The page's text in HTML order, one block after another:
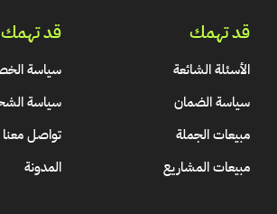
قد تهمك
الأسئلة الشائعة
سياسة الضمان
مبيعات الجملة
مبيعات المشاريع
قد تهمك
سياسة
سياسة
تواصل معنا
المدونة